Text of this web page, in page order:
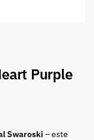
Purple
Swaroski – este